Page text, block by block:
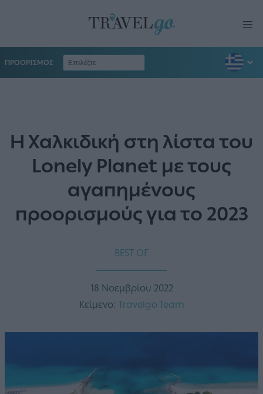
ΠΡΟΟΡΙΣΜΟΣ
Η Χαλκιδική στη λίστα του
Lonely Planet με τους
αγαπημένους
προορισμούς για το 2023
BEST OF
18 Νοεμβρίου 2022
Κείμενο: Travelgo Team